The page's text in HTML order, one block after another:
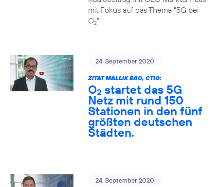
mit Fokus auf das Thema "5G bei
O2"
24. September 2020
ZITAT MALLIK RAO, CTIO:
O2 startet das 5G
Netz mit rund 150
Stationen in den fünf
größten deutschen
Städten.
24. September 2020